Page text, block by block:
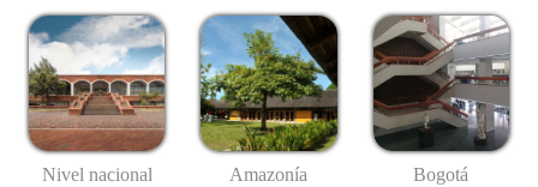
Nivel nacional Amazonía Bogotá